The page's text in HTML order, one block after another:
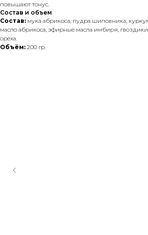
повышают тонус.
Состав и объем
Состав: мука абрикоса, пудра шиповника,
масло абрикоса, эфирные масла имбиря,
ореха.
Объём: 200 гр.